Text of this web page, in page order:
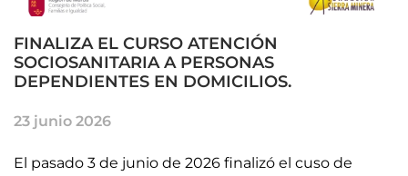
FINALIZA EL CURSO ATENCIÓN
SOCIOSANITARIA A PERSONAS
DEPENDIENTES EN DOMICILIOS.
23 junio 2026
El pasado 3 de junio de 2026 finalizó el cuso de